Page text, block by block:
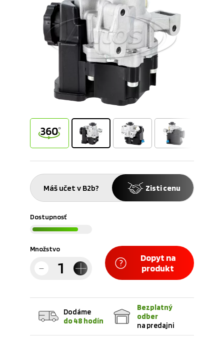
Máš učet v B2b? Zisti cenu
Dostupnosť
Množstvo
Dopyt na
produkt
Dodáme
do 48 hodín
Bezplatný
odber
na predajni